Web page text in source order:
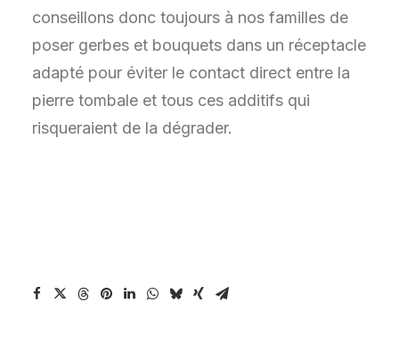
conseillons donc toujours à nos familles de
poser gerbes et bouquets dans un réceptacle
adapté pour éviter le contact direct entre la
pierre tombale et tous ces additifs qui
risqueraient de la dégrader.